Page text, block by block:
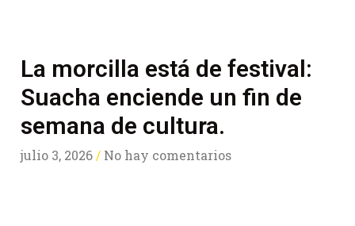
La morcilla está de festival:
Suacha enciende un fin de
semana de cultura.
julio 3, 2026 No hay comentarios